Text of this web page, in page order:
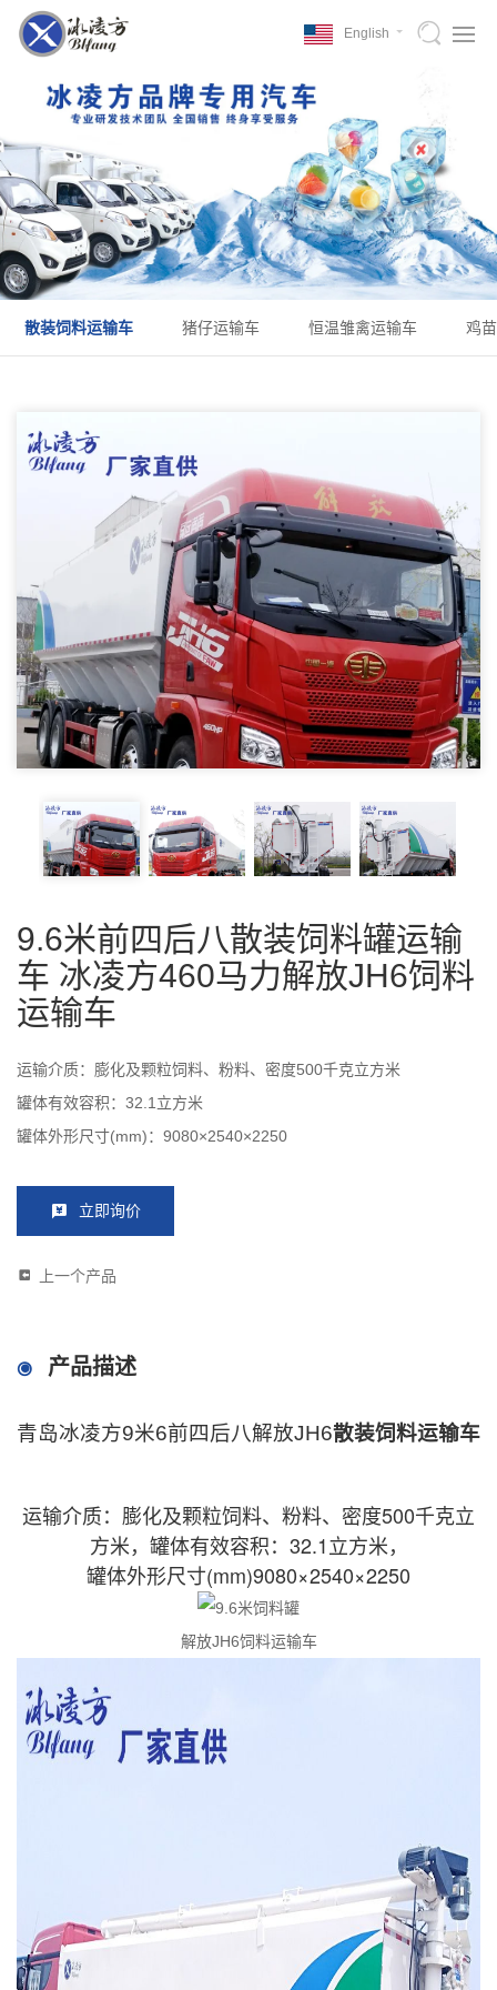
English
散装饲料运输车 猪仔运输车 恒温雏禽运输车 鸡
9.6米前四后八散装饲料罐运输
车 冰凌方460马力解放JH6饲料
运输车
运输介质：膨化及颗粒饲料、粉料、密度500千克立方米
罐体有效容积：32.1立方米
罐体外形尺寸(mm)：9080×2540×2250
立即询价
上一个产品
产品描述
青岛冰凌方9米6前四后八解放JH6散装饲料运输车
运输介质：膨化及颗粒饲料、粉料、密度500千克立
方米，罐体有效容积：32.1立方米，
罐体外形尺寸(mm)9080×2540×2250
解放JH6饲料运输车